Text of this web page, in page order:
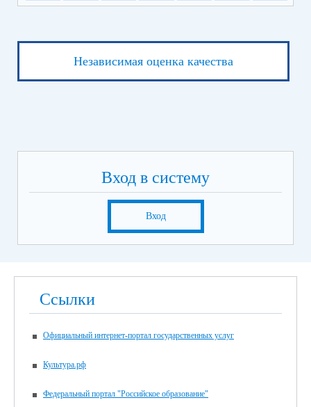
Независимая оценка качества
Вход в систему
Вход
Ссылки
Официальный интернет-портал государственных услуг
Культура.рф
Федеральный портал "Российское образование"